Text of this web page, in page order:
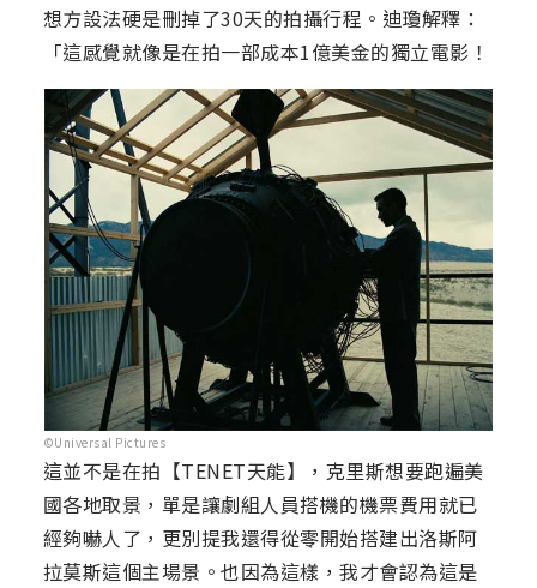
想方設法硬是刪掉了30天的拍攝行程。迪瓊解釋：
「這感覺就像是在拍一部成本1億美金的獨立電影！
©Universal Pictures
這並不是在拍【TENET天能】，克里斯想要跑遍美
國各地取景，單是讓劇組人員搭機的機票費用就已
經夠嚇人了，更別提我還得從零開始搭建出洛斯阿
拉莫斯這個主場景。也因為這樣，我才會認為這是